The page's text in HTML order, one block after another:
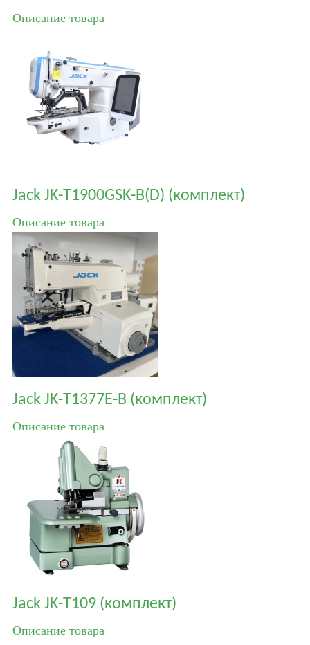
Описание товара
Jack JK-T1900GSK-B(D) (комплект)
Описание товара
Jack JK-T1377E-B (комплект)
Описание товара
Jack JK-T109 (комплект)
Описание товара